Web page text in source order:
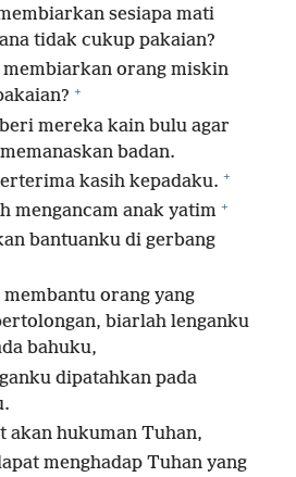
sesiapa mati
tidak cukup pakaian?
orang miskin
+
mereka kain bulu agar
badan.
kasih kepadaku. +
mengancam anak yatim +
bantuanku di gerbang
orang yang
biarlah lenganku
bahuku,
dipatahkan pada
akan hukuman Tuhan,
menghadap Tuhan yang